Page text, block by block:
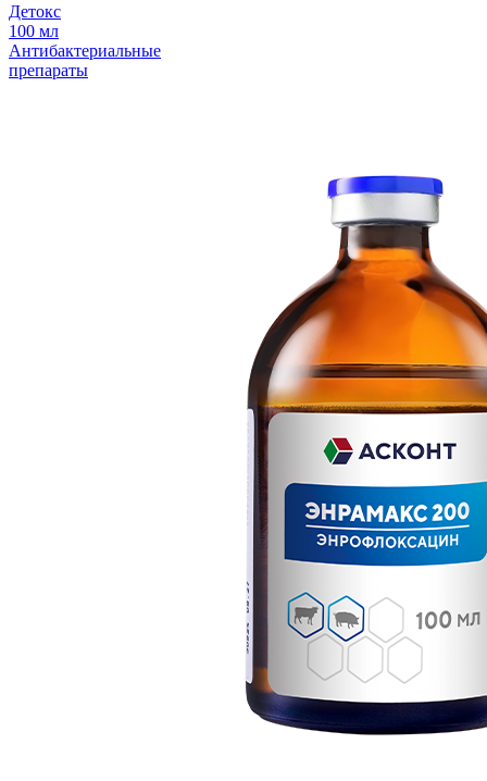
Детокс
100 мл
Антибактериальные
препараты